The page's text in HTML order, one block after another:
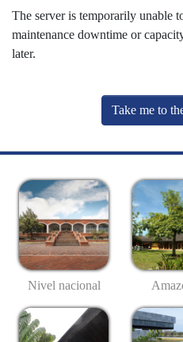
The server is temporarily unable
maintenance downtime or
later.
Take me to
Nivel nacional